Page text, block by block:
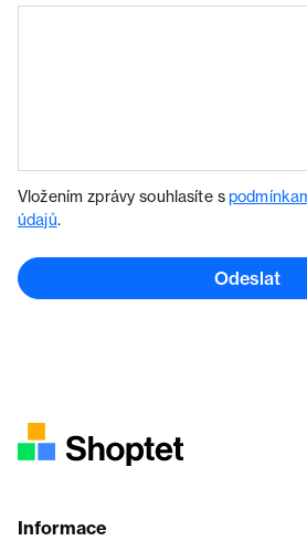
Vložením zprávy souhlasíte s
údajů.
Odeslat
Informace